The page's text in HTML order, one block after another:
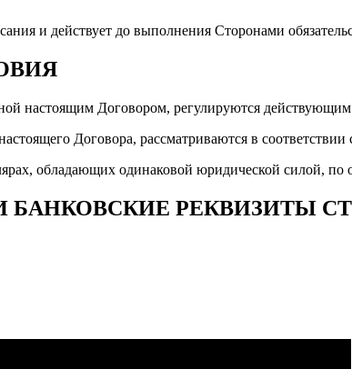
и действует до выполнения Сторонами
настоящим Договором, регулируются действующим
Договора, рассматриваются в
обладающих одинаковой юридической силой,
БАНКОВСКИЕ РЕКВИЗИТЫ